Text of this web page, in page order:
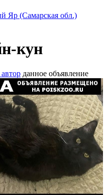
Яр (Самарская обл.)
кун
данное объявление